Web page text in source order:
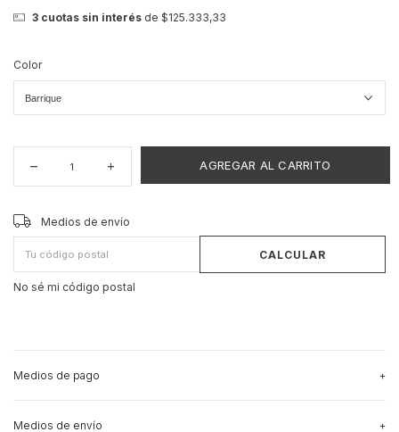
3cuotas sin interésde $125.333,33
Color
Entregas para el CP:
Medios de envío
CALCULAR
No sé mi código postal
Medios de pago
Medios de envío